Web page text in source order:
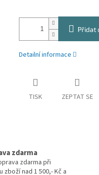
Přidat
Detailní informace
TISK ZEPTAT SE
zdarma
zdarma při
zboží nad 1 500,- Kč a